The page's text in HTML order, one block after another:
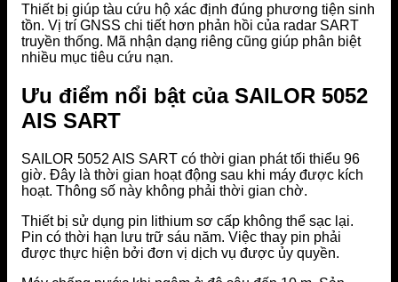
Thiết bị giúp tàu cứu hộ xác định đúng phương tiện sinh
tồn. Vị trí GNSS chi tiết hơn phản hồi của radar SART
truyền thống. Mã nhận dạng riêng cũng giúp phân biệt
nhiều mục tiêu cứu nạn.
Ưu điểm nổi bật của SAILOR 5052
AIS SART
SAILOR 5052 AIS SART có thời gian phát tối thiểu 96
giờ. Đây là thời gian hoạt động sau khi máy được kích
hoạt. Thông số này không phải thời gian chờ.
Thiết bị sử dụng pin lithium sơ cấp không thể sạc lại.
Pin có thời hạn lưu trữ sáu năm. Việc thay pin phải
được thực hiện bởi đơn vị dịch vụ được ủy quyền.